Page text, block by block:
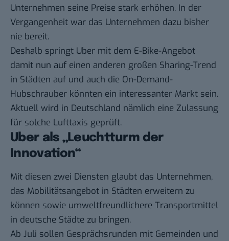
Unternehmen seine Preise stark erhöhen. In der
Vergangenheit war das Unternehmen dazu bisher
nie bereit.
Deshalb springt Uber mit dem E-Bike-Angebot
damit nun auf einen anderen großen Sharing-Trend
in Städten auf und auch die On-Demand-
Hubschrauber könnten ein interessanter Markt sein.
Aktuell wird in Deutschland nämlich eine Zulassung
für solche Lufttaxis geprüft.
Uber als „Leuchtturm der
Innovation“
Mit diesen zwei Diensten glaubt das Unternehmen,
das Mobilitätsangebot in Städten erweitern zu
können sowie umweltfreundlichere Transportmittel
in deutsche Städte zu bringen.
Ab Juli sollen Gesprächsrunden mit Gemeinden und